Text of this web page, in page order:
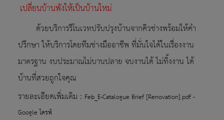
เปลี่ยนบ้านพังให้เป็นบ้านใหม่
ด้วยบริการรีโนเวทปรับปรุงบ้านจากคิวช่างพร้อมให้คำ
ปรึกษา ให้บริการโดยทีมช่างมืออาชีพ ที่มั่นใจได้ในเรื่องงาน
มาตรฐาน งบประมาณไม่บานปลาย จบงานได้ ไม่ทิ้งงาน ได้
บ้านที่สวยถูกใจคุณ
รายละเอียดเพิ่มเติม : Feb_E-Catalogue Brief [Renovation].pdf -
Google ไดรฟ์